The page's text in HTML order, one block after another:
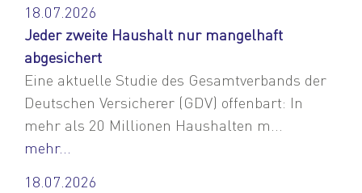
18.07.2026
Jeder zweite Haushalt nur mangelhaft
abgesichert
Eine aktuelle Studie des Gesamtverbands der
Deutschen Versicherer (GDV) offenbart: In
mehr als 20 Millionen Haushalten m...
mehr...
18.07.2026